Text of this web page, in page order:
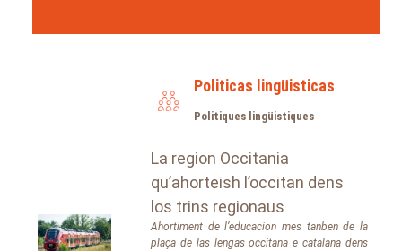
Politicas lingüisticas
Politiques lingüistiques
La region Occitania
qu’ahorteish l’occitan dens
los trins regionaus
Ahortiment de l’educacion mes tanben de la
plaça de las lengas occitana e catalana dens